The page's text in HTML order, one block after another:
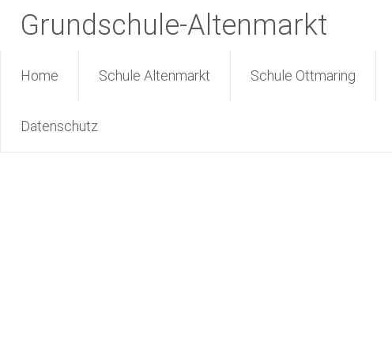
Grundschule-Altenmarkt
Home Schule Altenmarkt Schule Ottmaring
Datenschutz